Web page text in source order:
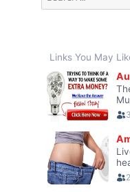
for: